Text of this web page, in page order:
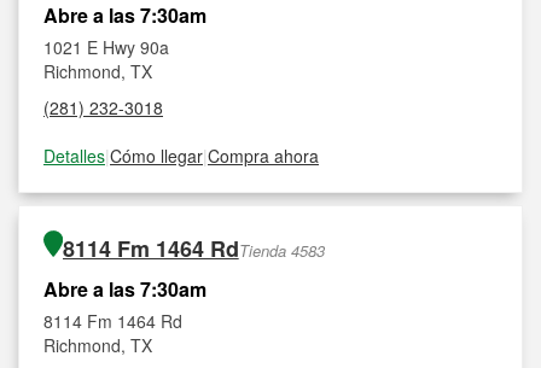
Abre a las 7:30am
1021 E Hwy 90a
Richmond, TX
(281) 232-3018
Detalles|Cómo llegar|Compra ahora
8114 Fm 1464 RdTienda 4583
Abre a las 7:30am
8114 Fm 1464 Rd
Richmond, TX